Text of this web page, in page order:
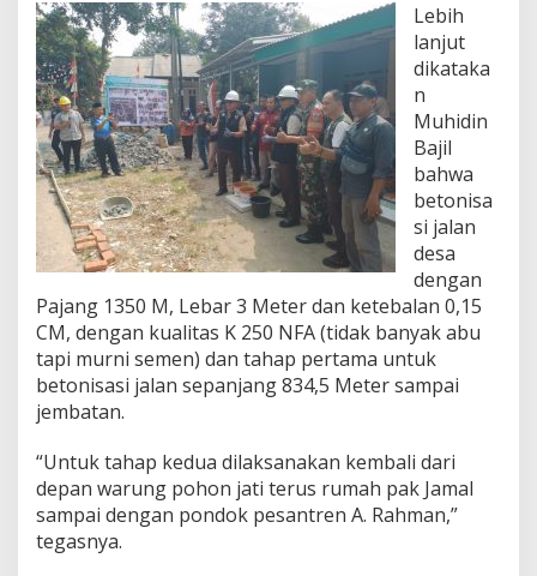
Lebih
lanjut
dikataka
n
Muhidin
Bajil
bahwa
betonisa
si jalan
desa
dengan
Pajang 1350 M, Lebar 3 Meter dan ketebalan 0,15
CM, dengan kualitas K 250 NFA (tidak banyak abu
tapi murni semen) dan tahap pertama untuk
betonisasi jalan sepanjang 834,5 Meter sampai
jembatan.
“Untuk tahap kedua dilaksanakan kembali dari
depan warung pohon jati terus rumah pak Jamal
sampai dengan pondok pesantren A. Rahman,”
tegasnya.